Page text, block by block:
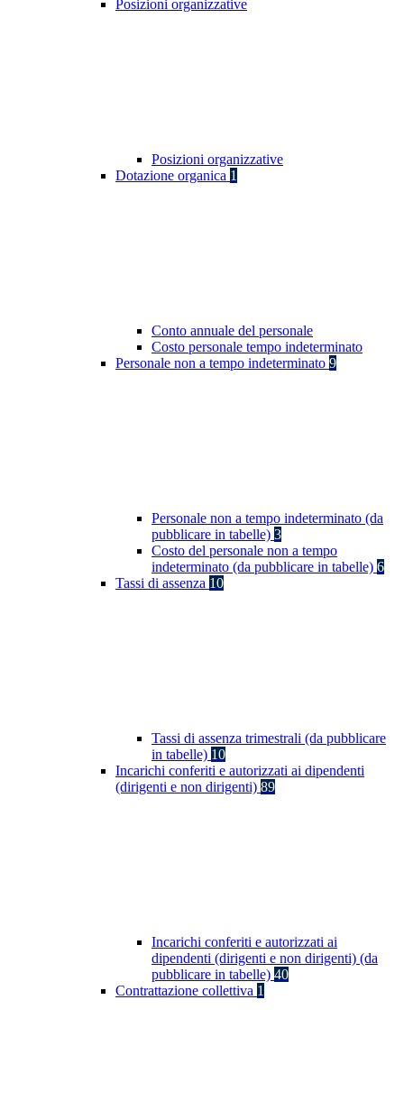
Posizioni organizzative
Posizioni organizzative
Dotazione organica 1
Conto annuale del personale
Costo personale tempo indeterminato
Personale non a tempo indeterminato 9
Personale non a tempo indeterminato (da
pubblicare in tabelle) 3
Costo del personale non a tempo
indeterminato (da pubblicare in tabelle) 6
Tassi di assenza 10
Tassi di assenza trimestrali (da pubblicare
in tabelle) 10
Incarichi conferiti e autorizzati ai dipendenti
(dirigenti e non dirigenti) 89
Incarichi conferiti e autorizzati ai
dipendenti (dirigenti e non dirigenti) (da
pubblicare in tabelle) 40
Contrattazione collettiva 1